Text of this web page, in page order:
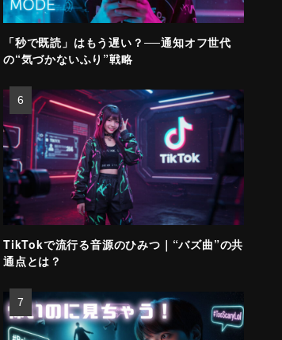
「秒で既読」はもう遅い？──通知オフ世代
の“気づかないふり”戦略
TikTokで流行る音源のひみつ｜“バズ曲”の共
通点とは？